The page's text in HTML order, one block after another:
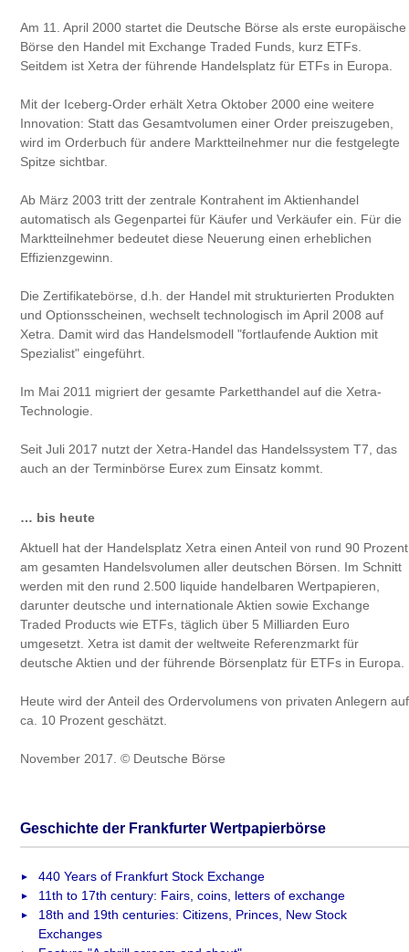
Am 11. April 2000 startet die Deutsche Börse als erste europäische
Börse den Handel mit Exchange Traded Funds, kurz ETFs.
Seitdem ist Xetra der führende Handelsplatz für ETFs in Europa.
Mit der Iceberg-Order erhält Xetra Oktober 2000 eine weitere
Innovation: Statt das Gesamtvolumen einer Order preiszugeben,
wird im Orderbuch für andere Marktteilnehmer nur die festgelegte
Spitze sichtbar.
Ab März 2003 tritt der zentrale Kontrahent im Aktienhandel
automatisch als Gegenpartei für Käufer und Verkäufer ein. Für die
Marktteilnehmer bedeutet diese Neuerung einen erheblichen
Effizienzgewinn.
Die Zertifikatebörse, d.h. der Handel mit strukturierten Produkten
und Optionsscheinen, wechselt technologisch im April 2008 auf
Xetra. Damit wird das Handelsmodell "fortlaufende Auktion mit
Spezialist" eingeführt.
Im Mai 2011 migriert der gesamte Parketthandel auf die Xetra-
Technologie.
Seit Juli 2017 nutzt der Xetra-Handel das Handelssystem T7, das
auch an der Terminbörse Eurex zum Einsatz kommt.
… bis heute
Aktuell hat der Handelsplatz Xetra einen Anteil von rund 90 Prozent
am gesamten Handelsvolumen aller deutschen Börsen. Im Schnitt
werden mit den rund 2.500 liquide handelbaren Wertpapieren,
darunter deutsche und internationale Aktien sowie Exchange
Traded Products wie ETFs, täglich über 5 Milliarden Euro
umgesetzt. Xetra ist damit der weltweite Referenzmarkt für
deutsche Aktien und der führende Börsenplatz für ETFs in Europa.
Heute wird der Anteil des Ordervolumens von privaten Anlegern auf
ca. 10 Prozent geschätzt.
November 2017. © Deutsche Börse
Geschichte der Frankfurter Wertpapierbörse
440 Years of Frankfurt Stock Exchange
11th to 17th century: Fairs, coins, letters of exchange
18th and 19th centuries: Citizens, Princes, New Stock
Exchanges